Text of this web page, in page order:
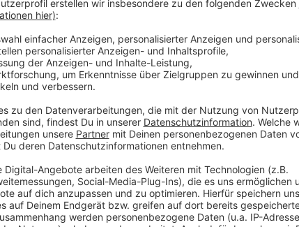
Anzeige
Anzeige
Wir benötigen
den YouTube
Wir verwenden
Drittanbieters,
einzubetten. Dieser